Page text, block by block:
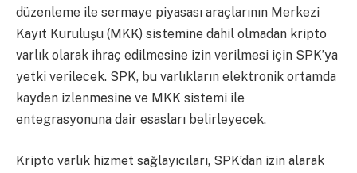
düzenleme ile sermaye piyasası araçlarının Merkezi
Kayıt Kuruluşu (MKK) sistemine dahil olmadan kripto
varlık olarak ihraç edilmesine izin verilmesi için SPK’ya
yetki verilecek. SPK, bu varlıkların elektronik ortamda
kayden izlenmesine ve MKK sistemi ile
entegrasyonuna dair esasları belirleyecek.
Kripto varlık hizmet sağlayıcıları, SPK’dan izin alarak